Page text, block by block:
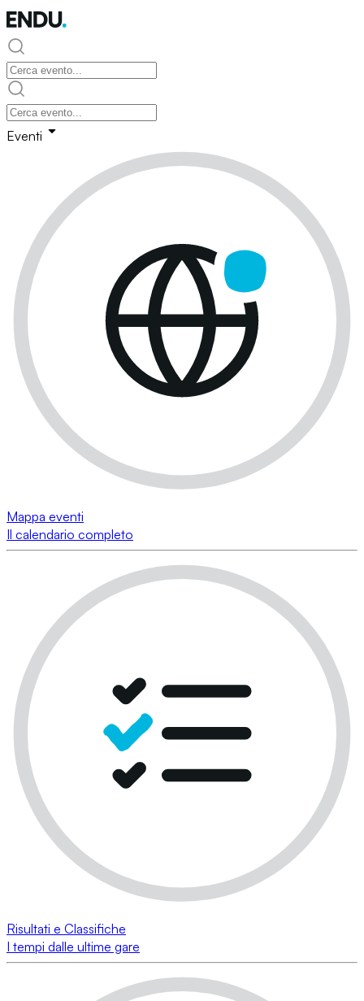
Eventi
Mappa eventi
Il calendario completo
Risultati e Classifiche
I tempi dalle ultime gare